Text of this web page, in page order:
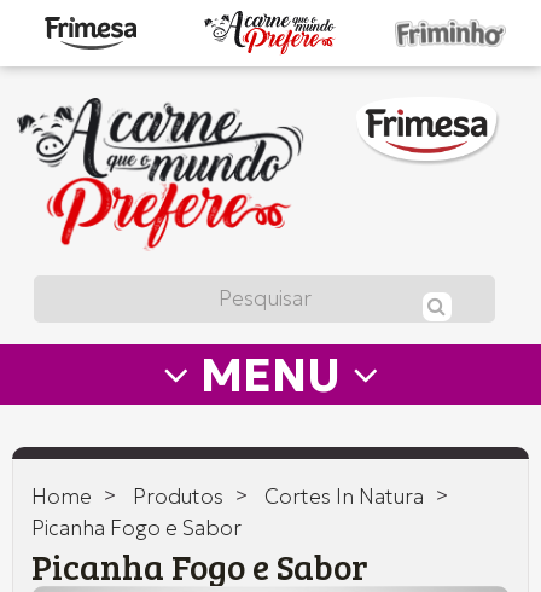
A
carne
que
prefere
—
Frimesa
MENU
Home > Produtos > Cortes In Natura >
Picanha Fogo e Sabor
Picanha Fogo e Sabor